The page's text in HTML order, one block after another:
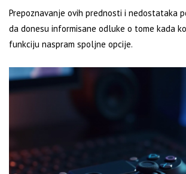
Prepoznavanje ovih prednosti i nedostataka
da donesu informisane odluke o tome kada
funkciju naspram spoljne opcije.